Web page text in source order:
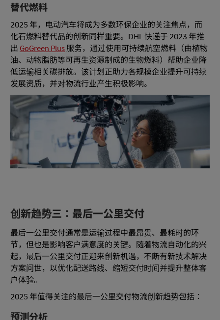
替代燃料
2025 年，电动汽车将成为多数环保企业的关注焦点，而
化石燃料替代品的创新同样重要。DHL 快递于 2023 年推
出 GoGreen Plus 服务，通过使用可持续航空燃料（由植物
油、动物脂肪等可再生资源制成的生物燃料）帮助企业降
低运输相关碳排放。该计划正助力各规模企业提升可持续
发展资质，并对物流行业产生积极影响。
创新趋势三：最后一公里交付
最后一公里交付通常是运输过程中最昂贵、最耗时的环
节，但也是影响客户满意度的关键。随着物流自动化的兴
起，最后一公里交付正迎来创新机遇，不断有新技术解决
方案问世，以优化配送路线、缩短交付时间并提升整体客
户体验。
2025 年值得关注的最后一公里交付物流创新趋势包括：
预测分析